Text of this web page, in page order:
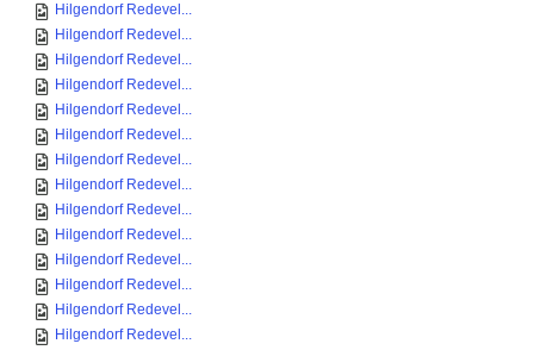
Hilgendorf Redevel...
Hilgendorf Redevel...
Hilgendorf Redevel...
Hilgendorf Redevel...
Hilgendorf Redevel...
Hilgendorf Redevel...
Hilgendorf Redevel...
Hilgendorf Redevel...
Hilgendorf Redevel...
Hilgendorf Redevel...
Hilgendorf Redevel...
Hilgendorf Redevel...
Hilgendorf Redevel...
Hilgendorf Redevel...